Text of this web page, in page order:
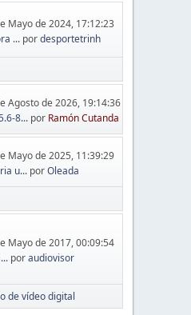
Mayo de 2024, 17:12:23
...pordesportetrinh
Agosto de 2026, 19:14:36
8...por Ramón Cutanda
Mayo de 2025, 11:39:29
u...porOleada
Mayo de 2017, 00:09:54
poraudiovisor
de vídeo digital